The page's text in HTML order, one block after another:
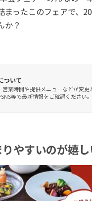
ったこのフェアで、
か？
ついて
業時間や提供メニューなどが変更
等で最新情報をご確認ください。
やすいのが嬉し